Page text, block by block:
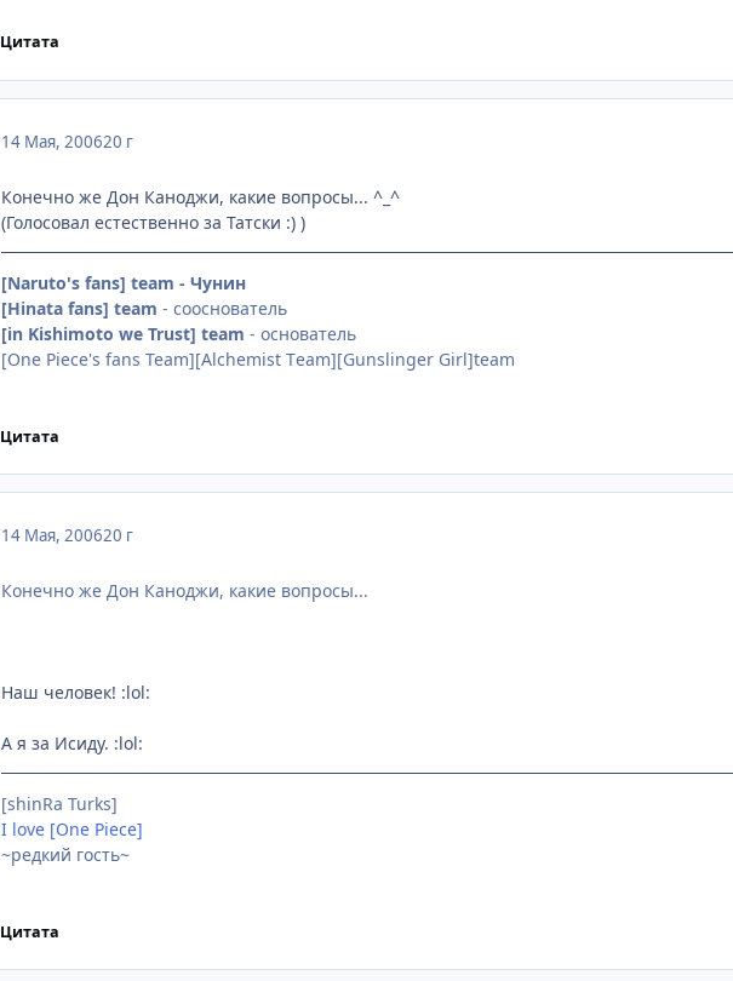
Цитата
14 Мая, 200620 г
Конечно же Дон Каноджи, какие вопросы... ^_^
(Голосовал естественно за Татски :) )
[Naruto's fans] team - Чунин
[Hinata fans] team - cооснователь
[in Kishimoto we Trust] team - основатель
[One Piece's fans Team][Alchemist Тeam][Gunslinger Girl]team
Цитата
14 Мая, 200620 г
Конечно же Дон Каноджи, какие вопросы...
Наш человек! :lol:
А я за Исиду. :lol:
[shinRa Turks]
I love [One Piece]
~редкий гость~
Цитата